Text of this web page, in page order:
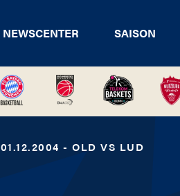
NEWSCENTER SAISON
01.12.2004 - OLD VS LUD